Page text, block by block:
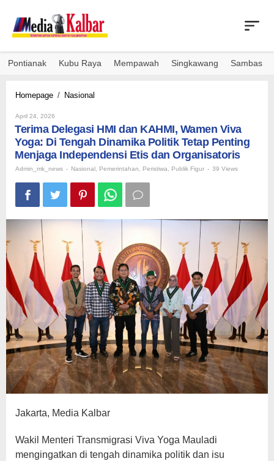
content
Pontianak Kubu Raya Mempawah Singkawang Sambas
Homepage / Nasional
dan
KAHMI,
Wamen
Viva
Yoga:
Di
Tengah
Dinamika
Penting
Menjaga
Independensi
Etis
dan
Organisatoris
April 24, 2026
Terima Delegasi HMI dan KAHMI, Wamen Viva
Yoga: Di Tengah Dinamika Politik Tetap Penting
Menjaga Independensi Etis dan Organisatoris
Admin_mk_news - Nasional Pemerintahan Peristiwa Publik Figur - 39 Views
Jakarta, Media Kalbar
Wakil Menteri Transmigrasi Viva Yoga Mauladi
mengingatkan di tengah dinamika politik dan isu